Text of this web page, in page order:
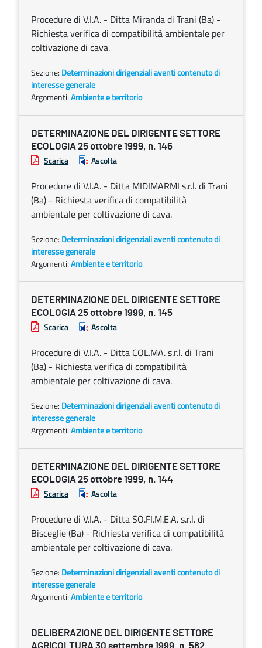
Procedure di V.I.A. - Ditta Miranda di Trani (Ba) -
Richiesta verifica di compatibilità ambientale per
coltivazione di cava.
Sezione: Determinazioni dirigenziali aventi contenuto di
interesse generale
Argomenti:Ambiente e territorio
DETERMINAZIONE DEL DIRIGENTE SETTORE
ECOLOGIA 25 ottobre 1999, n. 146
Scarica Ascolta
Procedure di V.I.A. - Ditta MIDIMARMI s.r.l. di Trani
(Ba) - Richiesta verifica di compatibilità
ambientale per coltivazione di cava.
Sezione: Determinazioni dirigenziali aventi contenuto di
interesse generale
Argomenti:Ambiente e territorio
DETERMINAZIONE DEL DIRIGENTE SETTORE
ECOLOGIA 25 ottobre 1999, n. 145
Scarica Ascolta
Procedure di V.I.A. - Ditta COL.MA. s.r.l. di Trani
(Ba) - Richiesta verifica di compatibilità
ambientale per coltivazione di cava.
Sezione: Determinazioni dirigenziali aventi contenuto di
interesse generale
Argomenti:Ambiente e territorio
DETERMINAZIONE DEL DIRIGENTE SETTORE
ECOLOGIA 25 ottobre 1999, n. 144
Scarica Ascolta
Procedure di V.I.A. - Ditta SO.FI.M.E.A. s.r.l. di
Bisceglie (Ba) - Richiesta verifica di compatibilità
ambientale per coltivazione di cava.
Sezione: Determinazioni dirigenziali aventi contenuto di
interesse generale
Argomenti:Ambiente e territorio
DELIBERAZIONE DEL DIRIGENTE SETTORE
AGRICOLTURA 30 settembre 1999, n. 582